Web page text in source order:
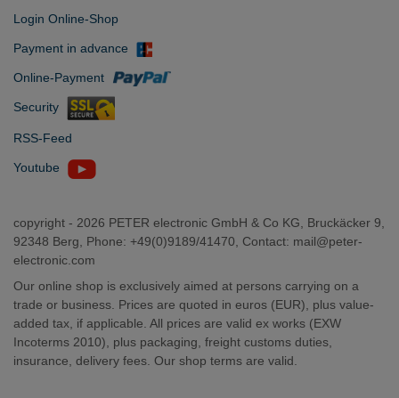
Login Online-Shop
Payment in advance
Online-Payment
Security
RSS-Feed
Youtube
copyright - 2026 PETER electronic GmbH & Co KG, Bruckäcker 9,
92348 Berg, Phone: +49(0)9189/41470, Contact: mail@peter-
electronic.com
Our online shop is exclusively aimed at persons carrying on a
trade or business. Prices are quoted in euros (EUR), plus value-
added tax, if applicable. All prices are valid ex works (EXW
Incoterms 2010), plus packaging, freight customs duties,
insurance, delivery fees. Our shop terms are valid.